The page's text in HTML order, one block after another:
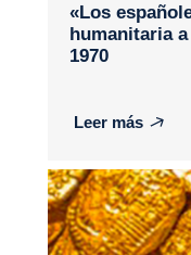
«Los
humanitaria
1970
Leer más